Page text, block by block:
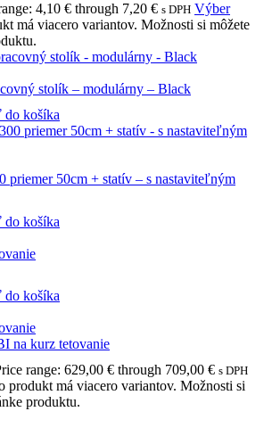
4,10 € through 7,20 € s DPH Výber
má viacero variantov. Možnosti si môžete
stolík – modulárny – Black
do košíka
priemer 50cm + statív – s nastaviteľným
do košíka
do košíka
na kurz tetovanie
range: 629,00 € through 709,00 € s DPH
produkt má viacero variantov. Možnosti si
produktu.